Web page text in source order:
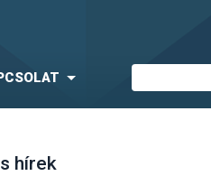
hírek